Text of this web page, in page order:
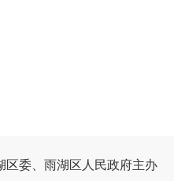
区委、雨湖区人民政府主办